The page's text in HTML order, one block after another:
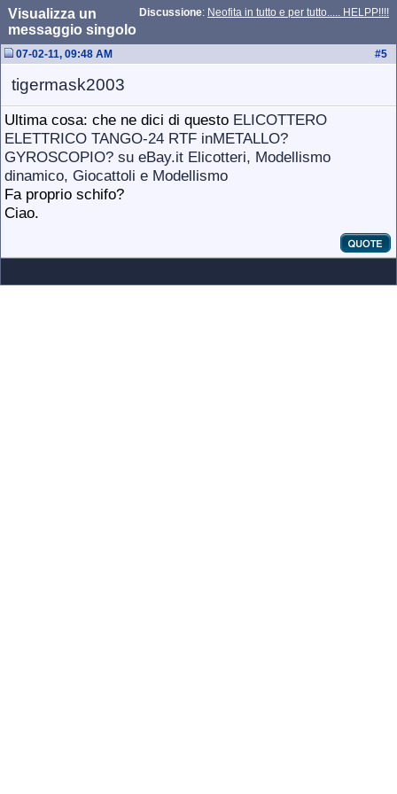
Discussione: Neofita in tutto e per tutto..... HELPP!!!!
Visualizza un
messaggio singolo
#5
07-02-11, 09:48 AM
tigermask2003
Ultima cosa: che ne dici di questo ELICOTTERO
ELETTRICO TANGO-24 RTF inMETALLO?
GYROSCOPIO? su eBay.it Elicotteri, Modellismo
dinamico, Giocattoli e Modellismo
Fa proprio schifo?
Ciao.